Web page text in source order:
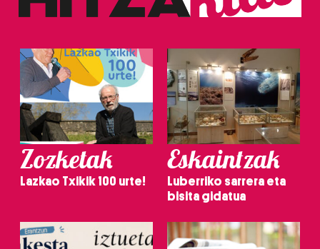
Zozketak
Lazkao Txikik 100 urte!
Eskaintzak
Luberriko sarrera eta
bisita gidatua